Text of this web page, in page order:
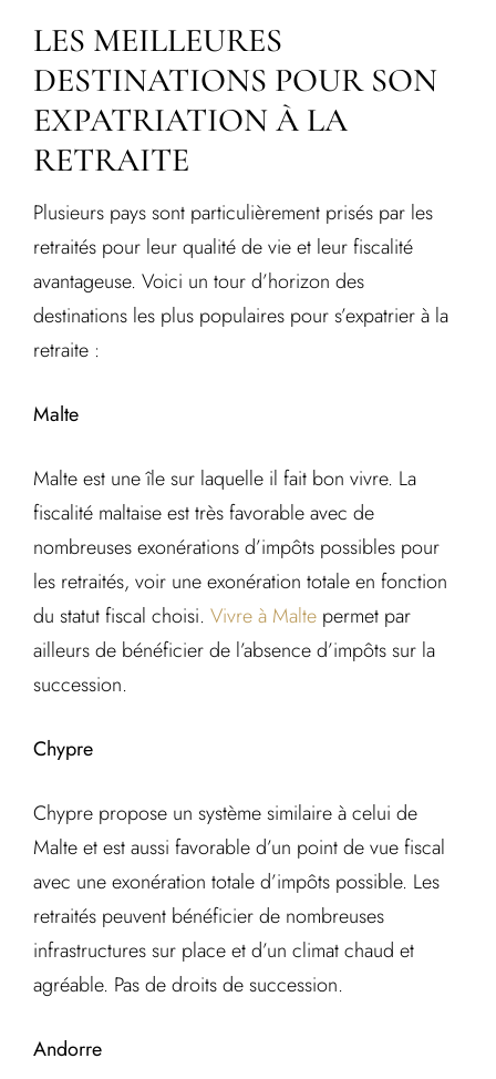
LES MEILLEURES
DESTINATIONS POUR SON
EXPATRIATION À LA
RETRAITE
Plusieurs pays sont particulièrement prisés par les
retraités pour leur qualité de vie et leur fiscalité
avantageuse. Voici un tour d’horizon des
destinations les plus populaires pour s’expatrier à la
retraite :
Malte
Malte est une île sur laquelle il fait bon vivre. La
fiscalité maltaise est très favorable avec de
nombreuses exonérations d’impôts possibles pour
les retraités, voir une exonération totale en fonction
du statut fiscal choisi. Vivre à Malte permet par
ailleurs de bénéficier de l’absence d’impôts sur la
succession.
Chypre
Chypre propose un système similaire à celui de
Malte et est aussi favorable d’un point de vue fiscal
avec une exonération totale d’impôts possible. Les
retraités peuvent bénéficier de nombreuses
infrastructures sur place et d’un climat chaud et
agréable. Pas de droits de succession.
Andorre